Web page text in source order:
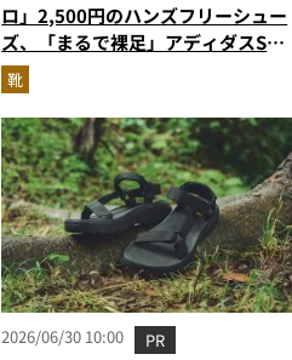
ロ」2,500円のハンズフリーシュー
ズ、「まるで裸足」アディダスSF
級…ほか【スニーカーの人気記事ラ
ンキングベスト3】（2026年6月
版）
靴
2026/06/30 10:00 PR